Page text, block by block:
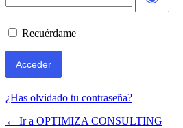
Recuérdame
¿Has olvidado tu contraseña?
← Ir a OPTIMIZA CONSULTING